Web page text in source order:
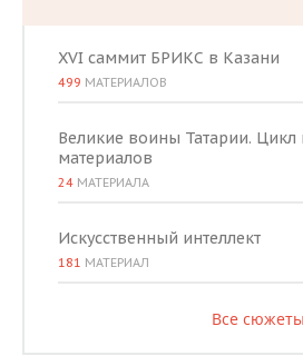
XVI саммит БРИКС в Казани
499 МАТЕРИАЛОВ
Великие воины Татарии. Цикл
материалов
24 МАТЕРИАЛА
Искусственный интеллект
181 МАТЕРИАЛ
Все сюжеты